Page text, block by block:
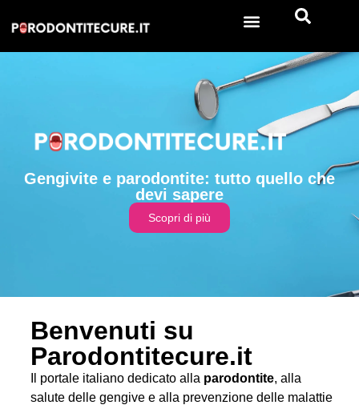
Gengivite e parodontite: tutto quello che
devi sapere
Scopri di più
Benvenuti su
Parodontitecure.it
Il portale italiano dedicato alla parodontite, alla
salute delle gengive e alla prevenzione delle malattie